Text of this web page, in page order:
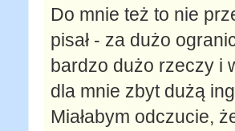
Do mnie też to nie
pisał - za dużo
bardzo dużo rzeczy i
dla mnie zbyt dużą
Miałabym odczucie,